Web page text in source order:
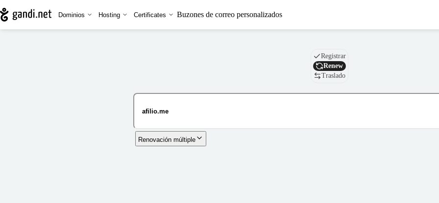
Dominios Hosting Certificates Buzones de correo personalizados
Nombre de dominio
Registrar
Renew
Traslado
Renovación múltiple